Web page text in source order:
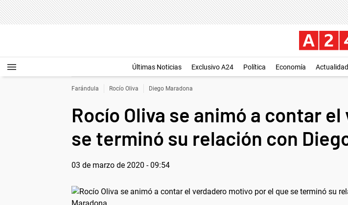
Últimas Noticias Exclusivo A24 Política Economía Actualidad
Farándula Rocío Oliva Diego Maradona
Rocío Oliva se animó a contar
se terminó su relación con
03 de marzo de 2020 - 09:54